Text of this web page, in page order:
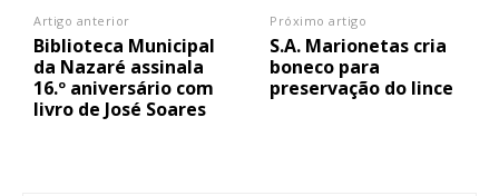
Artigo anterior
Biblioteca Municipal
da Nazaré assinala
16.º aniversário com
livro de José Soares
Próximo artigo
S.A. Marionetas cria
boneco para
preservação do lince